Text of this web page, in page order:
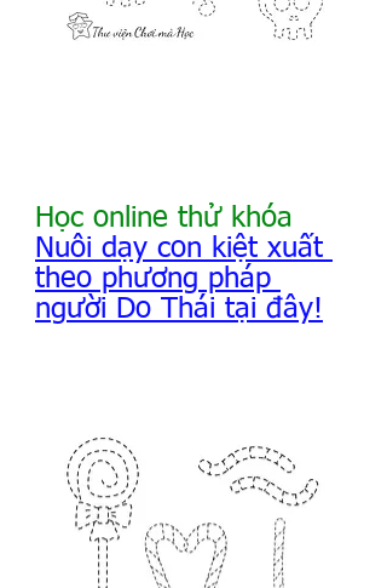
Học online thử khóa
Nuôi dạy con kiệt xuất
theo phương pháp
người Do Thái tại đây!